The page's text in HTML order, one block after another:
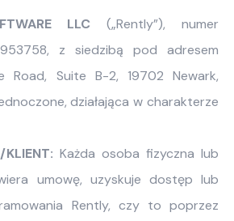
LLC („Rently”), numer
z siedzibą pod adresem
Road, Suite B-2, 19702 Newark,
działająca w charakterze
KLIENT: Każda osoba fizyczna lub
umowę, uzyskuje dostęp lub
Rently, czy to poprzez